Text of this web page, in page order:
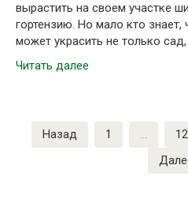
вырастить на своем участке
гортензию. Но мало кто знает,
может украсить не только
Читать далее
Пагинация
записей
Назад 1 … 12